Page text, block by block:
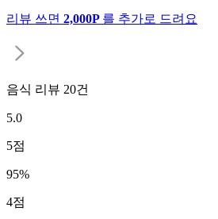
리뷰 쓰면 2,000P 를 추가로 드려요
음식 리뷰 20건
5.0
5점
95%
4점